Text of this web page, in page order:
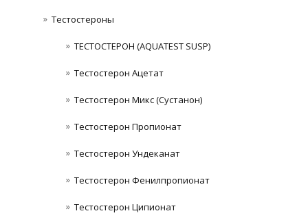
Тестостероны
ТЕСТОСТЕРОН (AQUATEST SUSP)
Тестостерон Ацетат
Тестостерон Микс (Сустанон)
Тестостерон Пропионат
Тестостерон Ундеканат
Тестостерон Фенилпропионат
Тестостерон Ципионат